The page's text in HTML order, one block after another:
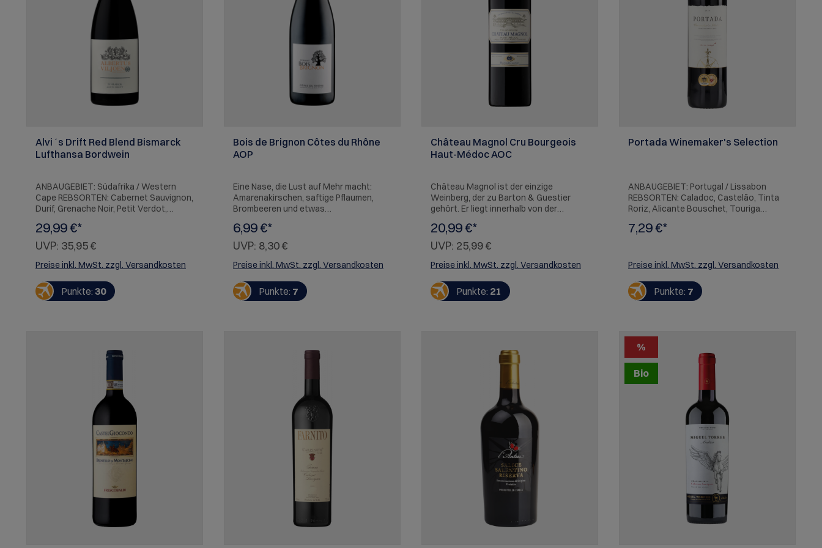
Alvi´s Drift Red Blend Bismarck
Lufthansa Bordwein
ANBAUGEBIET: Südafrika / Western
Cape REBSORTEN: Cabernet Sauvignon,
Durif, Grenache Noir, Petit Verdot,
BESCHREIBUNG: Ein eleganter Rotwein
von Herrlich Purpurroter Farbe und
leicht würzigen Aromen. Der erste
Eindruck am Gaumen ist geprägt von
komplexen und intensiven Aroma-
Spektrum von Gewürzen (Pfeffer, Nelken,
SERVIEREMPFEHLUNG: Fleischgerichte
wie Rind und Lamm, Schmorbraten,
29,99 €*
UVP: 35,95 €
Preise inkl. MwSt. zzgl. Versandkosten
Punkte: 30
Bois de Brignon Côtes du Rhône
AOP
Eine Nase, die Lust auf Mehr macht:
Amarenakirschen, saftige Pflaumen,
Brombeeren und etwas
am Gaumen geht in eine saftige
Kirscharomatik über, begleitet von einer
pfeffrig-würzigen Note. Der Nachhall ist
lang und offenbart einen Hauch von
zu Wildgerichten, Cassoulet, aber auch
zur Grillparty
6,99 €*
UVP: 8,30 €
Preise inkl. MwSt. zzgl. Versandkosten
Punkte: 7
Château Magnol Cru Bourgeois
Haut-Médoc AOC
Château Magnol ist der einzige
Weinberg, der zu Barton & Guestier
gehört. Er liegt innerhalb von der
Herkunftsbezeichnung. Er ist weltweit in
der Presse bekannt und bekommt
regelmäßig verschiedene Medaillen bei
weltweiten Wettbewerben. Château
eingestuft. Der klassische Médoc
verwöhnt mit einem komplexen Bouquet
oder Lammragout mit Kichererbsen und
getrockneten Feigen
20,99 €*
UVP: 25,99 €
Preise inkl. MwSt. zzgl. Versandkosten
Punkte: 21
Portada Winemaker's Selection
ANBAUGEBIET: Portugal / Lissabon
REBSORTEN: Caladoc, Castelão, Tinta
Roriz, Alicante Bouschet, Touriga
BESCHREIBUNG: Dunkles Rubinrot;
vollmundig, ausgewogen am Gaumen.
im mittellangen Abgang.
SERVIEREMPFEHLUNG: Bandnudeln mit
7,29 €*
Preise inkl. MwSt. zzgl. Versandkosten
Punkte: 7
%
Bio